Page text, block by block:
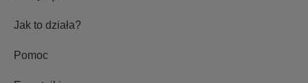
Jak to działa?
Pomoc